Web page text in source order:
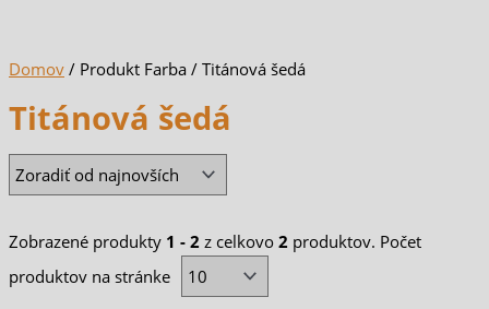
Domov / Produkt Farba / Titánová šedá
Titánová šedá
Zobrazené produkty 1 - 2 z celkovo 2 produktov. Počet
produktov na stránke